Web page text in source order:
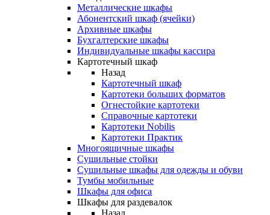
Металлические шкафы
Абонентский шкаф (ячейки)
Архивные шкафы
Бухгалтерские шкафы
Индивидуальные шкафы кассира
Картотечный шкаф
Назад
Картотечный шкаф
Картотеки больших форматов
Огнестойкие картотеки
Справочные картотеки
Картотеки Nobilis
Картотеки Практик
Многоящичные шкафы
Сушильные стойки
Сушильные шкафы для одежды и обуви
Тумбы мобильные
Шкафы для офиса
Шкафы для раздевалок
Назад